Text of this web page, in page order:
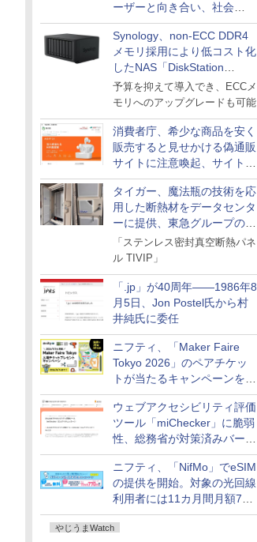
ーザーと向き合い、社会
の“あたらしい”を起動し続け
る～オプテージ
Synology、non-ECC DDR4
メモリ採用により低コスト化
したNAS「DiskStation
neo+」シリーズ
予算を抑えて導入でき、ECCメ
モリへのアップグレードも可能
消費者庁、希少な商品を安く
販売すると見せかける偽通販
サイトに注意喚起、サイト名
とドメイン名を公表
タイガー、魔法瓶の技術を応
用した断熱材をデータセンタ
ーに提供、東急グループの実
証実験で
「ステンレス密封真空断熱パネ
ル TIVIP」
「.jp」が40周年――1986年8
月5日、Jon Postel氏から村
井純氏に委任
ニフティ、「Maker Faire
Tokyo 2026」のペアチケッ
トが当たるキャンペーンをX
で実施。8月16日まで
ウェブアクセシビリティ評価
ツール「miChecker」に脆弱
性、総務省が対策済みバージ
ョンへの更新を呼び掛け
ニフティ、「NifMo」でeSIM
の提供を開始。対象の光回線
利用者には11カ月間月額770
円割引のキャンペーン
やじうまWatch